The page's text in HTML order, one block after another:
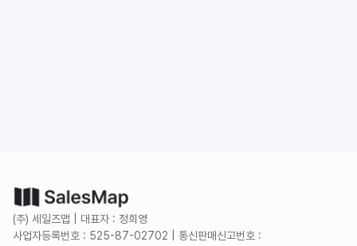
(주) 세일즈맵 | 대표자 : 정희영
사업자등록번호 : 525-87-02702 | 통신판매신고번호 :